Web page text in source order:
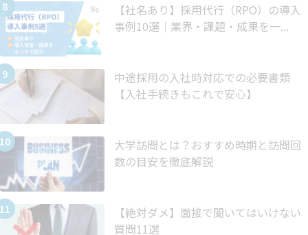
【社名あり】採用代行（RPO）の導入
事例10選｜業界・課題・成果を一...
中途採用の入社時対応での必要書類
【入社手続きもこれで安心】
大学訪問とは？おすすめ時期と訪問回
数の目安を徹底解説
【絶対ダメ】面接で聞いてはいけない
質問11選